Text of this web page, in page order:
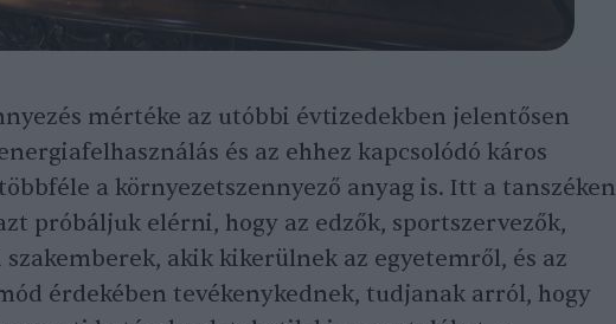
mértéke az utóbbi évtizedekben jelentősen
és az ehhez kapcsolódó káros
a környezetszennyező anyag is. Itt a tanszéken
próbáljuk elérni, hogy az edzők, sportszervezők,
akik kikerülnek az egyetemről, és az
érdekében tevékenykednek, tudjanak arról, hogy